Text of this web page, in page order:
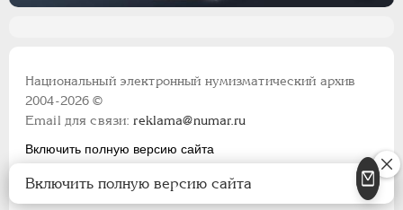
Национальный электронный нумизматический архив
2004-2026 ©
Email для связи:reklama@numar.ru
Включить полную версию сайта
Включить полную версию сайта